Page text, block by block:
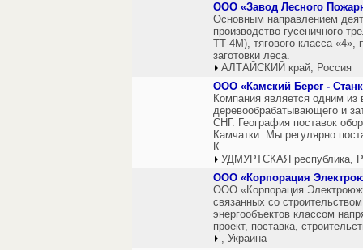
ООО «Завод Лесного
Основным направлением
производство гусеничного
ТТ-4М), тягового класса «4»,
заготовки леса.
АЛТАЙСКИЙ край, Россия
ООО «Камский Берег -
Компания является одним
деревообрабатывающего и
СНГ. География поставок
Камчатки. Мы регулярно
К
УДМУРТСКАЯ республика,
ООО «Корпорация
ООО «Корпорация
связанных со
энергообъектов классом
проект, поставка,
, Украина